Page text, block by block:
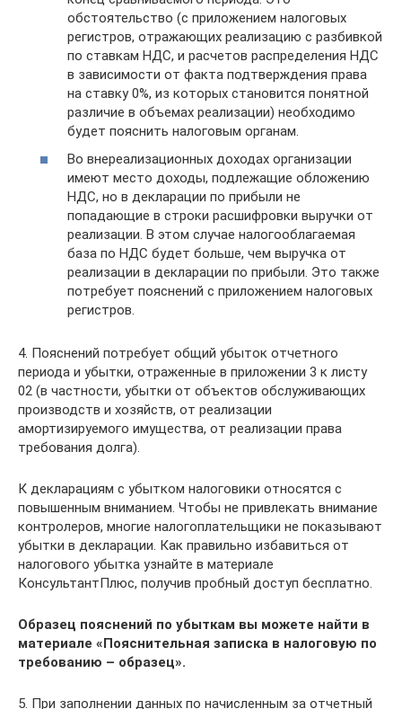
обстоятельство (с приложением налоговых
регистров, отражающих реализацию с разбивкой
по ставкам НДС, и расчетов распределения НДС
в зависимости от факта подтверждения права
на ставку 0%, из которых становится понятной
различие в объемах реализации) необходимо
будет пояснить налоговым органам.
Во внереализационных доходах организации
имеют место доходы, подлежащие обложению
НДС, но в декларации по прибыли не
попадающие в строки расшифровки выручки от
реализации. В этом случае налогооблагаемая
база по НДС будет больше, чем выручка от
реализации в декларации по прибыли. Это также
потребует пояснений с приложением налоговых
регистров.
4. Пояснений потребует общий убыток отчетного
периода и убытки, отраженные в приложении 3 к листу
02 (в частности, убытки от объектов обслуживающих
производств и хозяйств, от реализации
амортизируемого имущества, от реализации права
требования долга).
К декларациям с убытком налоговики относятся с
повышенным вниманием. Чтобы не привлекать внимание
контролеров, многие налогоплательщики не показывают
убытки в декларации. Как правильно избавиться от
налогового убытка узнайте в материале
КонсультантПлюс, получив пробный доступ бесплатно.
Образец пояснений по убыткам вы можете найти в
материале «Пояснительная записка в налоговую по
требованию – образец».
5. При заполнении данных по начисленным за отчетный